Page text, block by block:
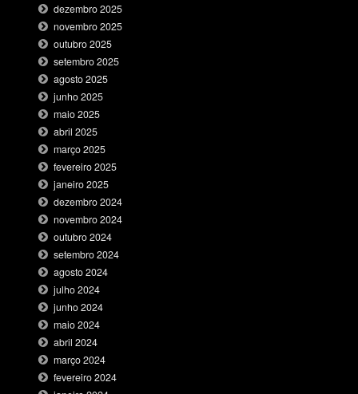
dezembro 2025
novembro 2025
outubro 2025
setembro 2025
agosto 2025
junho 2025
maio 2025
abril 2025
março 2025
fevereiro 2025
janeiro 2025
dezembro 2024
novembro 2024
outubro 2024
setembro 2024
agosto 2024
julho 2024
junho 2024
maio 2024
abril 2024
março 2024
fevereiro 2024